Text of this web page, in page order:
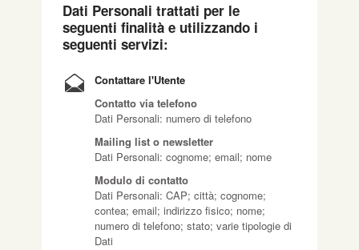
Dati Personali trattati per le
seguenti finalità e utilizzando i
seguenti servizi:
Contattare l'Utente
Contatto via telefono
Dati Personali: numero di telefono
Mailing list o newsletter
Dati Personali: cognome; email; nome
Modulo di contatto
Dati Personali: CAP; città; cognome;
contea; email; indirizzo fisico; nome;
numero di telefono; stato; varie tipologie di
Dati